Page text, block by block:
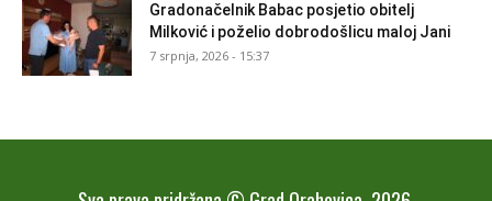
Gradonačelnik Babac posjetio obitelj
Milković i poželio dobrodošlicu maloj Jani
7 srpnja, 2026 - 15:37